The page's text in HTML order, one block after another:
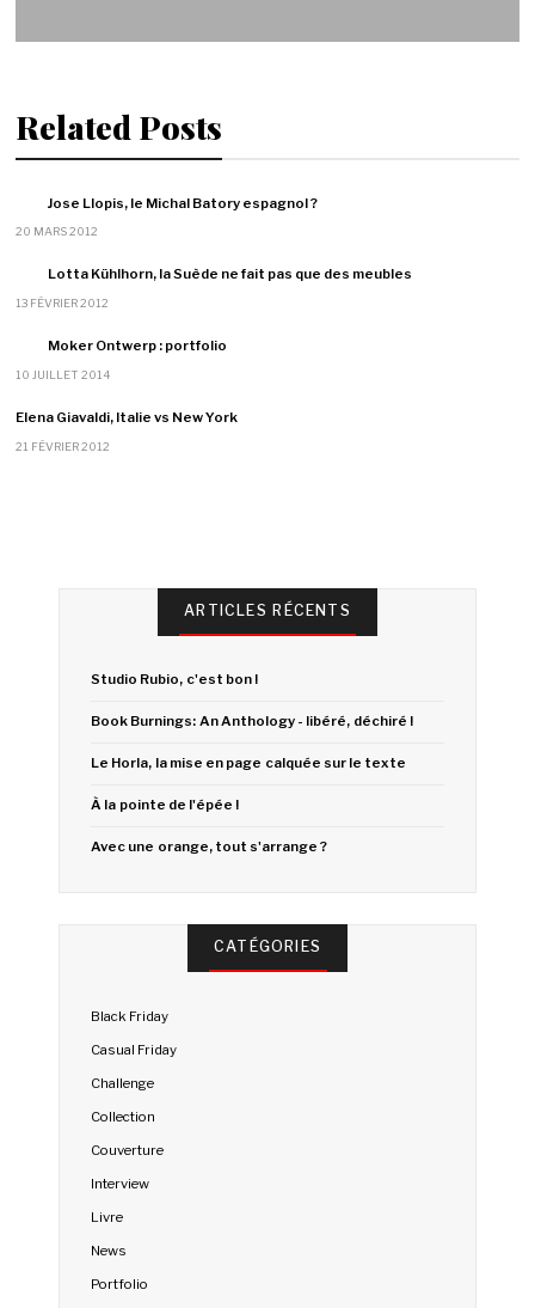
Related Posts
Jose Llopis, le Michal Batory espagnol ?
20 MARS 2012
Lotta Kühlhorn, la Suède ne fait pas que des meubles
13 FÉVRIER 2012
Moker Ontwerp : portfolio
10 JUILLET 2014
Elena Giavaldi, Italie vs New York
21 FÉVRIER 2012
ARTICLES RÉCENTS
Studio Rubio, c'est bon !
Book Burnings: An Anthology - libéré, déchiré !
Le Horla, la mise en page calquée sur le texte
À la pointe de l'épée !
Avec une orange, tout s'arrange ?
CATÉGORIES
Black Friday
Casual Friday
Challenge
Collection
Couverture
Interview
Livre
News
Portfolio